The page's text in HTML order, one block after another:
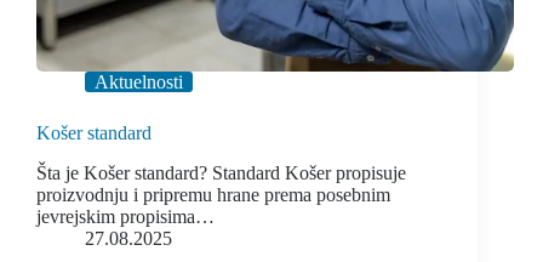
Aktuelnosti
Košer standard
Šta je Košer standard? Standard Košer propisuje
proizvodnju i pripremu hrane prema posebnim
jevrejskim propisima…
27.08.2025